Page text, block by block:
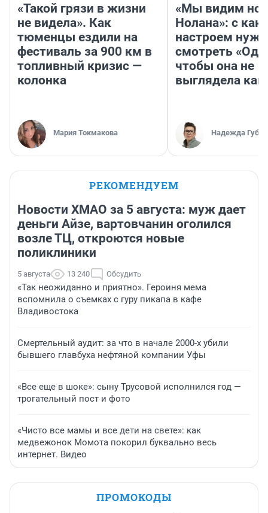
«Такой грязи в жизни
не видела». Как
тюменцы ездили на
фестиваль за 900 км в
топливный кризис —
колонка
Мария Токмакова
«Мы видим
Нолана»: с
настроем
смотреть
чтобы она не
выглядела как
Надежда
РЕКОМЕНДУЕМ
Новости ХМАО за 5 августа: муж дает
деньги Айзе, вартовчанин оголился
возле ТЦ, откроются новые
поликлиники
5 августа 13 240 Обсудить
«Так неожиданно и приятно». Героиня мема
вспомнила о съемках с гуру пикапа в кафе
Владивостока
Смертельный аудит: за что в начале 2000-х убили
бывшего главбуха нефтяной компании Уфы
«Все еще в шоке»: сыну Трусовой исполнился год —
трогательный пост и фото
«Чисто все мамы и все дети на свете»: как
медвежонок Момота покорил буквально весь
интернет. Видео
ПРОМОКОДЫ